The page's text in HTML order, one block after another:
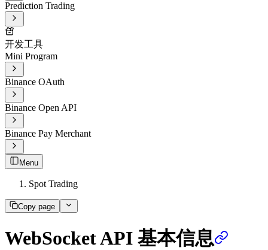
Prediction Trading
开发工具
Mini Program
Binance OAuth
Binance Open API
Binance Pay Merchant
Menu
Spot Trading
Copy page
WebSocket API 基本信息